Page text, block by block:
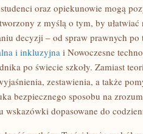
oraz opiekunowie mogą
z myślą o tym, by
decyzji – od spraw prawnych
i inkluzyjna i Nowoczesne
po świecie szkoły. Zamiast
zestawienia, a także
bezpiecznego sposobu na
wskazówki dopasowane do